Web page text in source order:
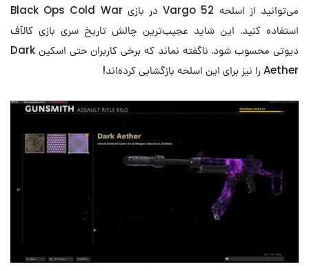
می‌توانید از اسلحه Vargo 52 در بازی Black Ops Cold War
استفاده کنید. این شاید عجیب‌ترین چالش تاریخ سری بازی کالآف
دیوتی محسوب شود. ناگفته نماند که برخی کاربران حتی اسکین Dark
Aether را نیز برای این اسلحه بازگشایی کرده‌اند!